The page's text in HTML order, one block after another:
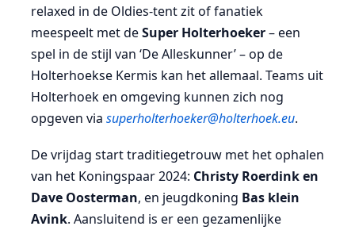
relaxed in de Oldies-tent zit of fanatiek
meespeelt met deSuper Holterhoeker– een
spel in de stijl van ‘De Alleskunner’ – op de
Holterhoekse Kermis kan het allemaal. Teams uit
Holterhoek en omgeving kunnen zich nog
opgeven via superholterhoeker@holterhoek.eu.
De vrijdag start traditiegetrouw met het ophalen
van het Koningspaar 2024: Christy Roerdink en
Dave Oosterman, en jeugdkoning Bas klein
Avink. Aansluitend is er een gezamenlijke